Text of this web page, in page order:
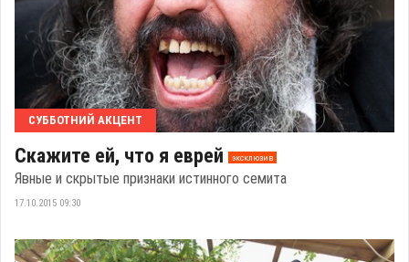
СУББОТНИЙ АКЦЕНТ
Скажите ей, что я еврей эксклюзив
Явные и скрытые признаки истинного семита
17.10.2015 09:30